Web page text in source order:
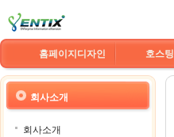
홈페이지디자인 호스팅
회사소개
회사소개